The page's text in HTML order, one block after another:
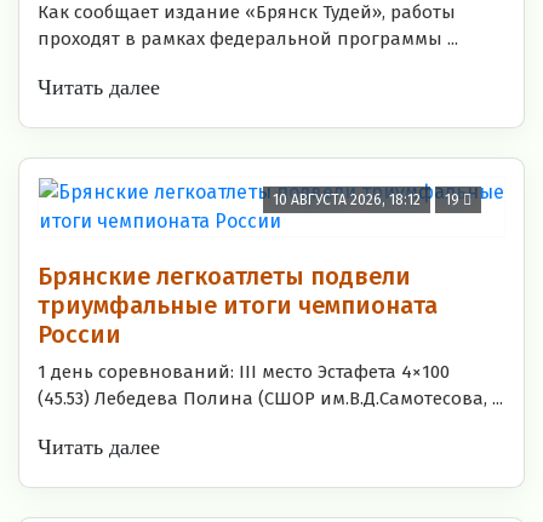
Как сообщает издание «Брянск Тудей», работы
проходят в рамках федеральной программы ...
Читать далее
10 АВГУСТА 2026, 18:12 19
Брянские легкоатлеты подвели
триумфальные итоги чемпионата
России
1 день соревнований: III место Эстафета 4×100
(45.53) Лебедева Полина (СШОР им.В.Д.Самотесова, ...
Читать далее